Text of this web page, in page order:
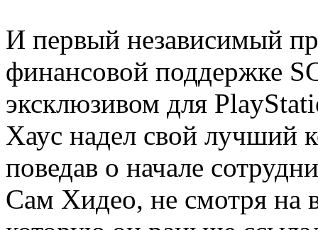
И первый независимый
финансовой поддержке
эксклюзивом для
Хаус надел свой лучший
поведав о начале
Сам Хидео, не смотря на